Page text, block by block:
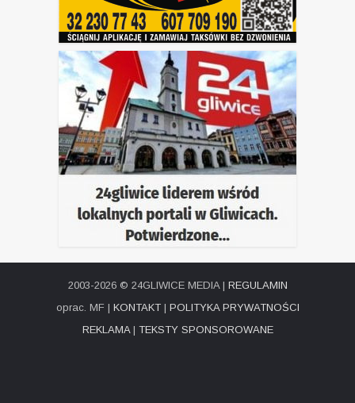
2003-2026 © 24GLIWICE MEDIA | REGULAMIN
oprac. MF | KONTAKT| POLITYKA PRYWATNOŚCI
REKLAMA| TEKSTY SPONSOROWANE